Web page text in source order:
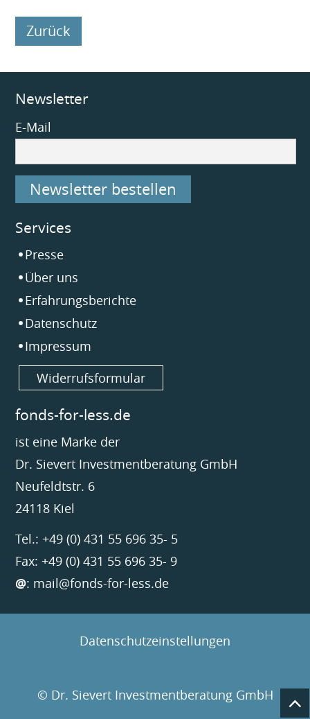
Zurück
Newsletter
E-Mail
Newsletter bestellen
Services
Navigation
überspringen
Presse
Über uns
Erfahrungsberichte
Datenschutz
Impressum
Widerrufsformular
fonds-for-less.de
ist eine Marke der
Dr. Sievert Investmentberatung GmbH
Neufeldtstr. 6
24118 Kiel
Tel.: +49 (0) 431 55 696 35- 5
Fax: +49 (0) 431 55 696 35- 9
@: mail@fonds-for-less.de
Datenschutzeinstellungen
© Dr. Sievert Investmentberatung GmbH